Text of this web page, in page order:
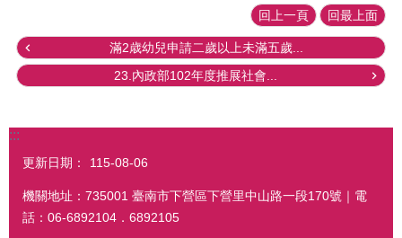
回上一頁 回最上面
滿2歳幼兒申請二歲以上未滿五歲...
23.內政部102年度推展社會...
:::
更新日期： 115-08-06
機關地址：735001 臺南市下營區下營里中山路一段170號｜電
話：06-6892104．6892105